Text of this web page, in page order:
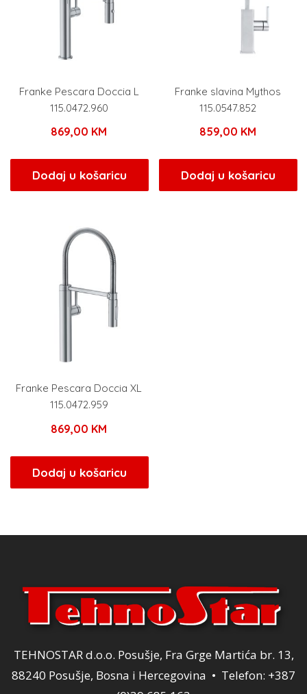
Franke Pescara Doccia L
115.0472.960
869,00 KM
Dodaj u košaricu
Franke slavina Mythos
115.0547.852
859,00 KM
Dodaj u košaricu
Franke Pescara Doccia XL
115.0472.959
869,00 KM
Dodaj u košaricu
TEHNOSTAR d.o.o. Posušje, Fra Grge Martića br. 13,
88240 Posušje, Bosna i Hercegovina • Telefon: +387